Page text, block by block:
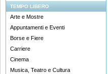
TEMPO LIBERO
Arte e Mostre
Appuntamenti e Eventi
Borse e Fiere
Carriere
Cinema
Musica, Teatro e Cultura